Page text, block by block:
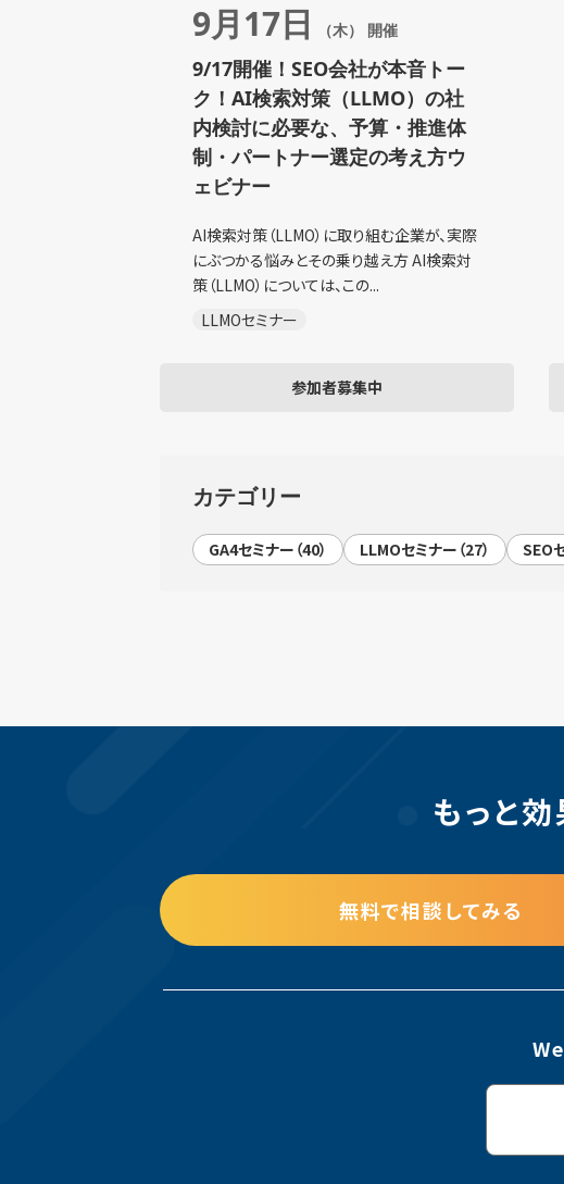
9月17日 （木） 開催
9/17開催！SEO会社が本音トー
ク！AI検索対策（LLMO）の社
内検討に必要な、予算・推進体
制・パートナー選定の考え方ウ
ェビナー
AI検索対策（LLMO）に取り組む企業が、実際
にぶつかる悩みとその乗り越え方 AI検索対
策（LLMO）については、この...
LLMOセミナー
参加者募集中
カテゴリー
GA4セミナー（40） LLMOセミナー（27） SEO
もっと
無料で相談してみる